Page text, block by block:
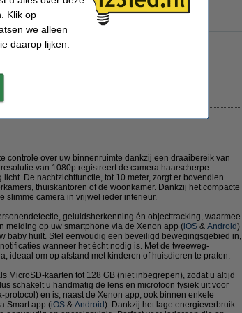
Handleiding
Oud voor nieuw: uw oude apparaat
controle over uw binnenruimte dankzij een draaibereik van
van 1080p registreert de camera haarscherpe
De nachtzichtfunctie, tot 10 meter, zorgt er bovendien
thuiskantoren of de woonkamer. Dankzij het compacte
slimme camera in vrijwel ieder interieur.
geluidsherkenning én objecttracking, waarmee
melding op uw smartphone via de Xenon app (iOS & Android)
baby huilt. Stel eenvoudig een beveiligd bewegingsgebied in,
wanneer het écht nodig is. Met de tweeweg-
ideaal om op afstand met kinderen of huisdieren te praten.
MicroSD-kaarten tot 128 GB (niet inbegrepen), zodat u altijd
schakelt u handmatig de lens en microfoon fysiek uit voor
protocol) en is, naast de Xenon app, ook binnen enkele
Smart app (iOS & Android). Dankzij het lage energieverbruik
Klik op
we alleen
daarop lijken.